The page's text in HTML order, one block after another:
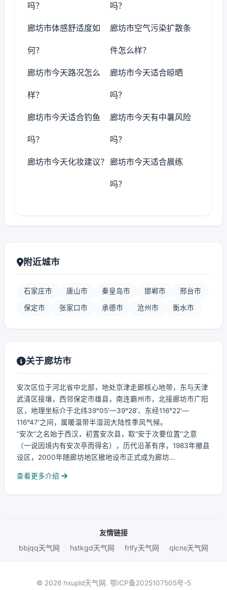
吗？ 吗？
廊坊市体感舒适度如
何？
廊坊市空气污染扩散条
件怎么样？
廊坊市今天路况怎么
样？
廊坊市今天适合晾晒
吗？
廊坊市今天适合钓鱼
吗？
廊坊市今天有中暑风险
吗？
廊坊市今天化妆建议？ 廊坊市今天适合晨练
吗？
附近城市
石家庄市 唐山市 秦皇岛市 邯郸市 邢台市
保定市 张家口市 承德市 沧州市 衡水市
关于廊坊市
安次区位于河北省中北部，地处京津走廊核心地带，东与天津
武清区接壤，西邻保定市雄县，南连霸州市，北接廊坊市广阳
区，地理坐标介于北纬39°05′—39°28′、东经116°22′—
116°47′之间，属暖温带半湿润大陆性季风气候。
“安次”之名始于西汉，初置安次县，取“安于次要位置”之意
（一说因境内有安次亭而得名），历代沿革有序，1983年撤县
设区，2000年随廊坊地区撤地设市正式成为廊坊...
查看更多介绍
友情链接
bbjqq天气网
hstkgd天气网 frlfy天气网 qlcns天气网
© 2026 hxupld天气网. 鄂ICP备2025107505号-5